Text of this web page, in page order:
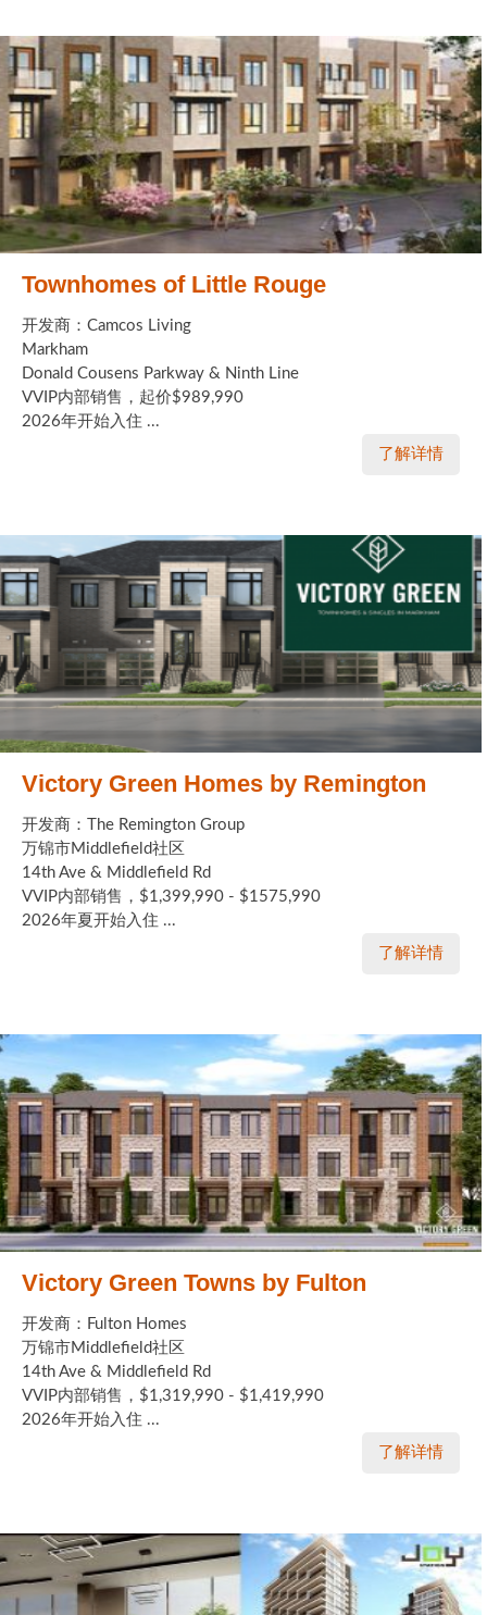
Townhomes of Little Rouge
开发商：Camcos Living
Markham
Donald Cousens Parkway & Ninth Line
VVIP内部销售，起价$989,990
2026年开始入住 ...
了解详情
Victory Green Homes by Remington
开发商：The Remington Group
万锦市Middlefield社区
14th Ave & Middlefield Rd
VVIP内部销售，$1,399,990 - $1575,990
2026年夏开始入住 ...
了解详情
Victory Green Towns by Fulton
开发商：Fulton Homes
万锦市Middlefield社区
14th Ave & Middlefield Rd
VVIP内部销售，$1,319,990 - $1,419,990
2026年开始入住 ...
了解详情